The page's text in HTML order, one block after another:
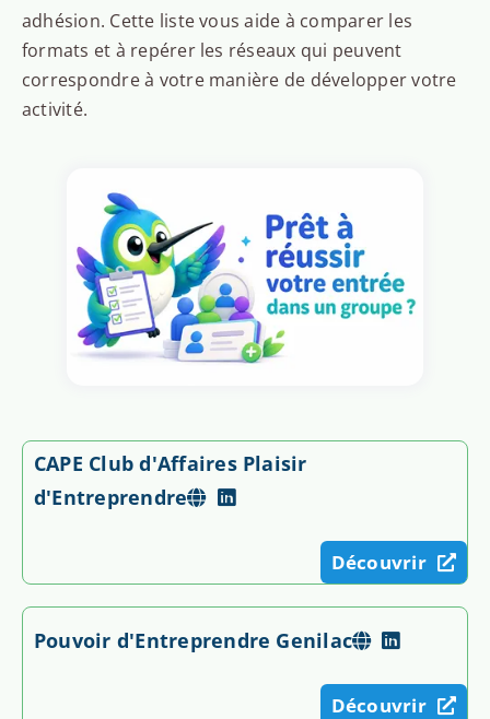
adhésion. Cette liste vous aide à comparer les
formats et à repérer les réseaux qui peuvent
correspondre à votre manière de développer votre
activité.
CAPE Club d'Affaires Plaisir
d'Entreprendre
Découvrir
Pouvoir d'Entreprendre Genilac
Découvrir